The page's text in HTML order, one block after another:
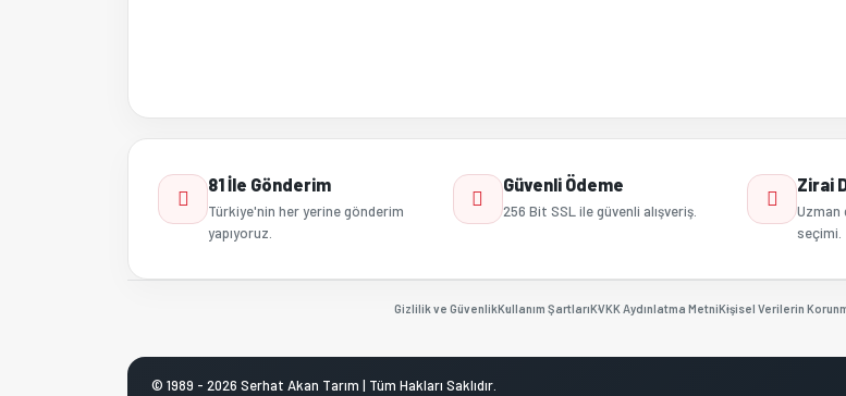
81 İle Gönderim
Türkiye'nin her yerine gönderim
yapıyoruz.
Güvenli Ödeme
256 Bit SSL ile güvenli alışveriş.
Zirai
Uzman
seçimi.
Gizlilik ve GüvenlikKullanım ŞartlarıKVKK Aydınlatma MetniKişisel Verilerin
© 1989 - 2026 Serhat Akan Tarım | Tüm Hakları Saklıdır.